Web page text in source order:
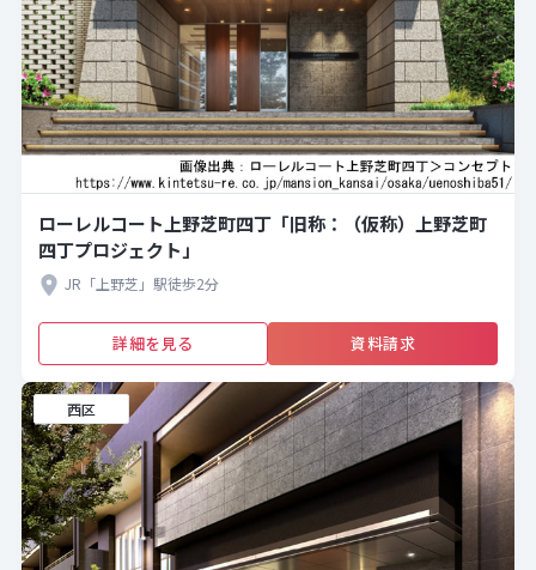
ローレルコート上野芝町四丁「旧称：（仮称）上野芝町
四丁プロジェクト」
JR「上野芝」駅徒歩2分
詳細を見る 資料請求
西区